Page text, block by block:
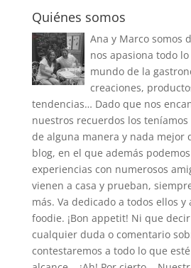
Quiénes somos
Ana y Marco somos
nos apasiona todo
mundo de la
creaciones,
tendencias… Dado que nos
nuestros recuerdos los
de alguna manera y nada mejor
blog, en el que además
experiencias con numerosos
vienen a casa y prueban,
más. Va dedicado a todos ellos
foodie. ¡Bon appetit! Ni que
cualquier duda o comentario
contestaremos a todo lo que